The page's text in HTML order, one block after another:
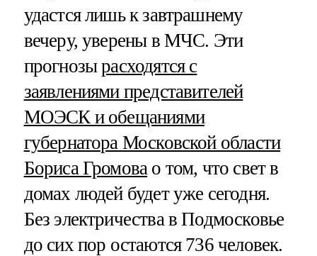
удастся лишь к завтрашнему
вечеру, уверены в МЧС. Эти
прогнозырасходятся с
заявлениями представителей
МОЭСК и обещаниями
губернатора Московской области
Бориса Громова о том, что свет в
домах людей будет уже сегодня.
Без электричества в Подмосковье
до сих пор остаются 736 человек.